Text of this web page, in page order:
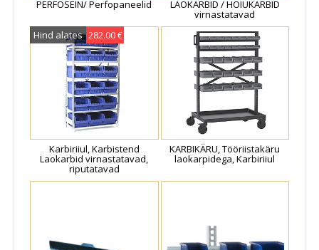
PERFOSEIN/ Perfopaneelid LAOKARBID / HOIUKARBID
virnastatavad
Hind alates 282.00 €
Karbiriiul, Karbistend
Laokarbid virnastatavad,
riputatavad
KARBIKÄRU, Tööriistakäru
laokarpidega, Karbiriiul